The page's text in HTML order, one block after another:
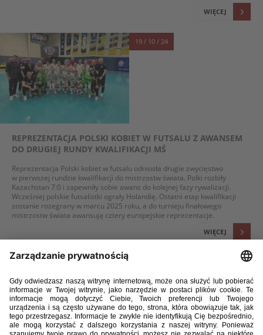
WIĘCEJ
19 / 10 / 24
REPREZENTACJA POLSKI KOBIET W FUTSALU Z AWANSEM
DO DRUGIEJ RUNDY KWALIFIKACJI MŚ
Reprezentacja Polski kobiet w futsalu odniosła drugie zwycięstwo
w pierwszej rundzie kwalifikacji do mistrzostw świata. Polki rozbiły
Kazachstan 7:0 i zapewniły sobie awans do kolejnej fazy rywalizacji.
Wcześniej polskie futsalistki ograły Holandię. Ostatni etap kwalifikacji
zostanie rozegrany w marcu 2025 roku, a do turnieju finałowego
mistrzostw świata awansują cztery europejskie reprezentacje.
WIĘCEJ